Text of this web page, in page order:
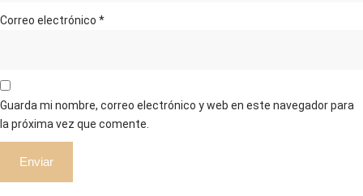
Correo electrónico *
Guarda mi nombre, correo electrónico y web en este navegador para
la próxima vez que comente.